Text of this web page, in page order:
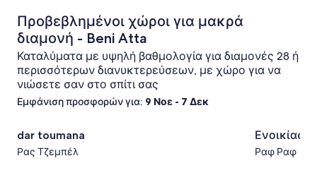
Προβεβλημένοι χώροι για μακρά
διαμονή - Beni Atta
Καταλύματα με υψηλή βαθμολογία για διαμονές 28 ή
περισσότερων διανυκτερεύσεων, με χώρο για να
νιώσετε σαν στο σπίτι σας
Εμφάνιση προσφορών για: 9 Νοε - 7 Δεκ
φωτογραφιών
για
dar toumana
Ρας Τζεμπέλ
για
Ενοικίαση
Ραφ Ραφ